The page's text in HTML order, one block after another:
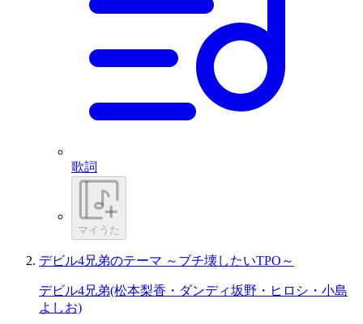
歌詞
マイうた
デビル4兄弟のテーマ ～ブチ壊したいTPO～
デビル4兄弟(松本梨香・ダンディ坂野・ヒロシ・小島
よしお)